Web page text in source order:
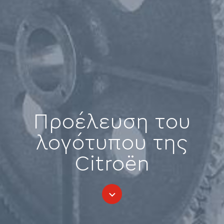
Προέλευση του
λογότυπου της
Citroën